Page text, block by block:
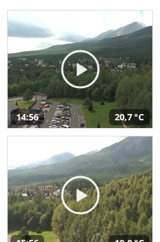
14:56 20,7 °C